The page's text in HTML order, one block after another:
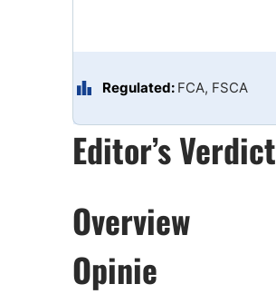
Regulated: FCA, FSCA
Editor’s Verdict
Overview
Opinie